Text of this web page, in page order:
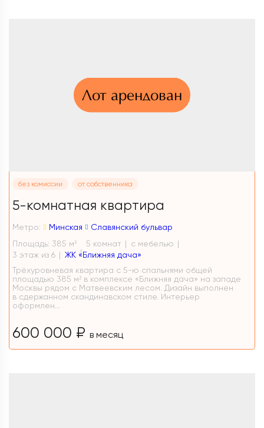
Лот арендован
без комиссии от собственника
5-комнатная квартира
Метро: Минская
Славянский бульвар
Площадь: 385 м 2 5 комнат
с мебелью
3 этаж из 6
ЖК «Ближняя дача»
Трёхуровневая квартира с 5-ю спальнями общей
площадью 385 м² в комплексе «Ближняя дача» на западе
Москвы рядом с Матвеевским лесом. Дизайн выполнен
в сдержанном скандинавском стиле. Интерьер
оформлен...
600 000 ₽ в месяц